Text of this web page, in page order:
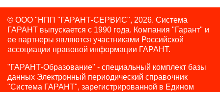
© ООО "НПП "ГАРАНТ-СЕРВИС", 2026. Система
ГАРАНТ выпускается с 1990 года. Компания "Гарант" и
ее партнеры являются участниками Российской
ассоциации правовой информации ГАРАНТ.
"ГАРАНТ-Образование" - специальный комплект базы
данных Электронный периодический справочник
"Система ГАРАНТ", зарегистрированной в Едином